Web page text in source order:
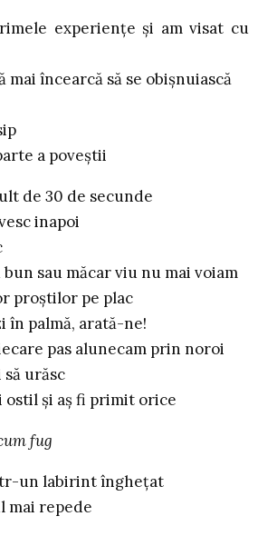
experienţe şi am visat cu
mai încearcă să se obişnuiască
a poveştii
de 30 de secunde
inapoi
sau măcar viu nu mai voiam
proştilor pe plac
în palmă, arată-ne!
pas alunecam prin noroi
urăsc
ostil şi aş fi primit orice
fug
un labirint îngheţat
mai repede